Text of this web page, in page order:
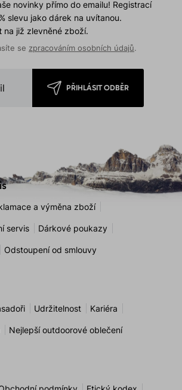
novinky přímo do emailu! Registrací
slevu jako dárek na uvítanou.
na již zlevněné zboží.
se zpracováním osobních údajů.
PŘIHLÁSIT ODBĚR
a výměna zboží
servis Dárkové poukazy
Odstoupení od smlouvy
Udržitelnost Kariéra
Nejlepší outdoorové oblečení